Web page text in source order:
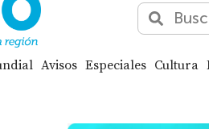
Avisos Especiales Cultura